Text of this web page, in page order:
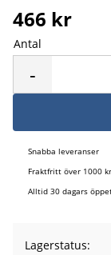
466 kr
Antal
-
Snabba leveranser
Fraktfritt över 1000 kr
Alltid 30 dagars
Lagerstatus